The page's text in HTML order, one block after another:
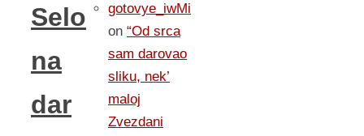
Selo
na
dar
gotovye_iwMi
on “Od srca
sam darovao
sliku, nek’
maloj
Zvezdani